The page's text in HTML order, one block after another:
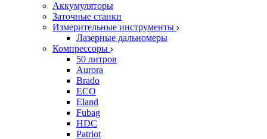
Аккумуляторы
Заточные станки
Измерительные инструменты
Лазерные дальномеры
Компрессоры
50 литров
Aurora
Brado
ECO
Eland
Fubag
HDC
Patriot